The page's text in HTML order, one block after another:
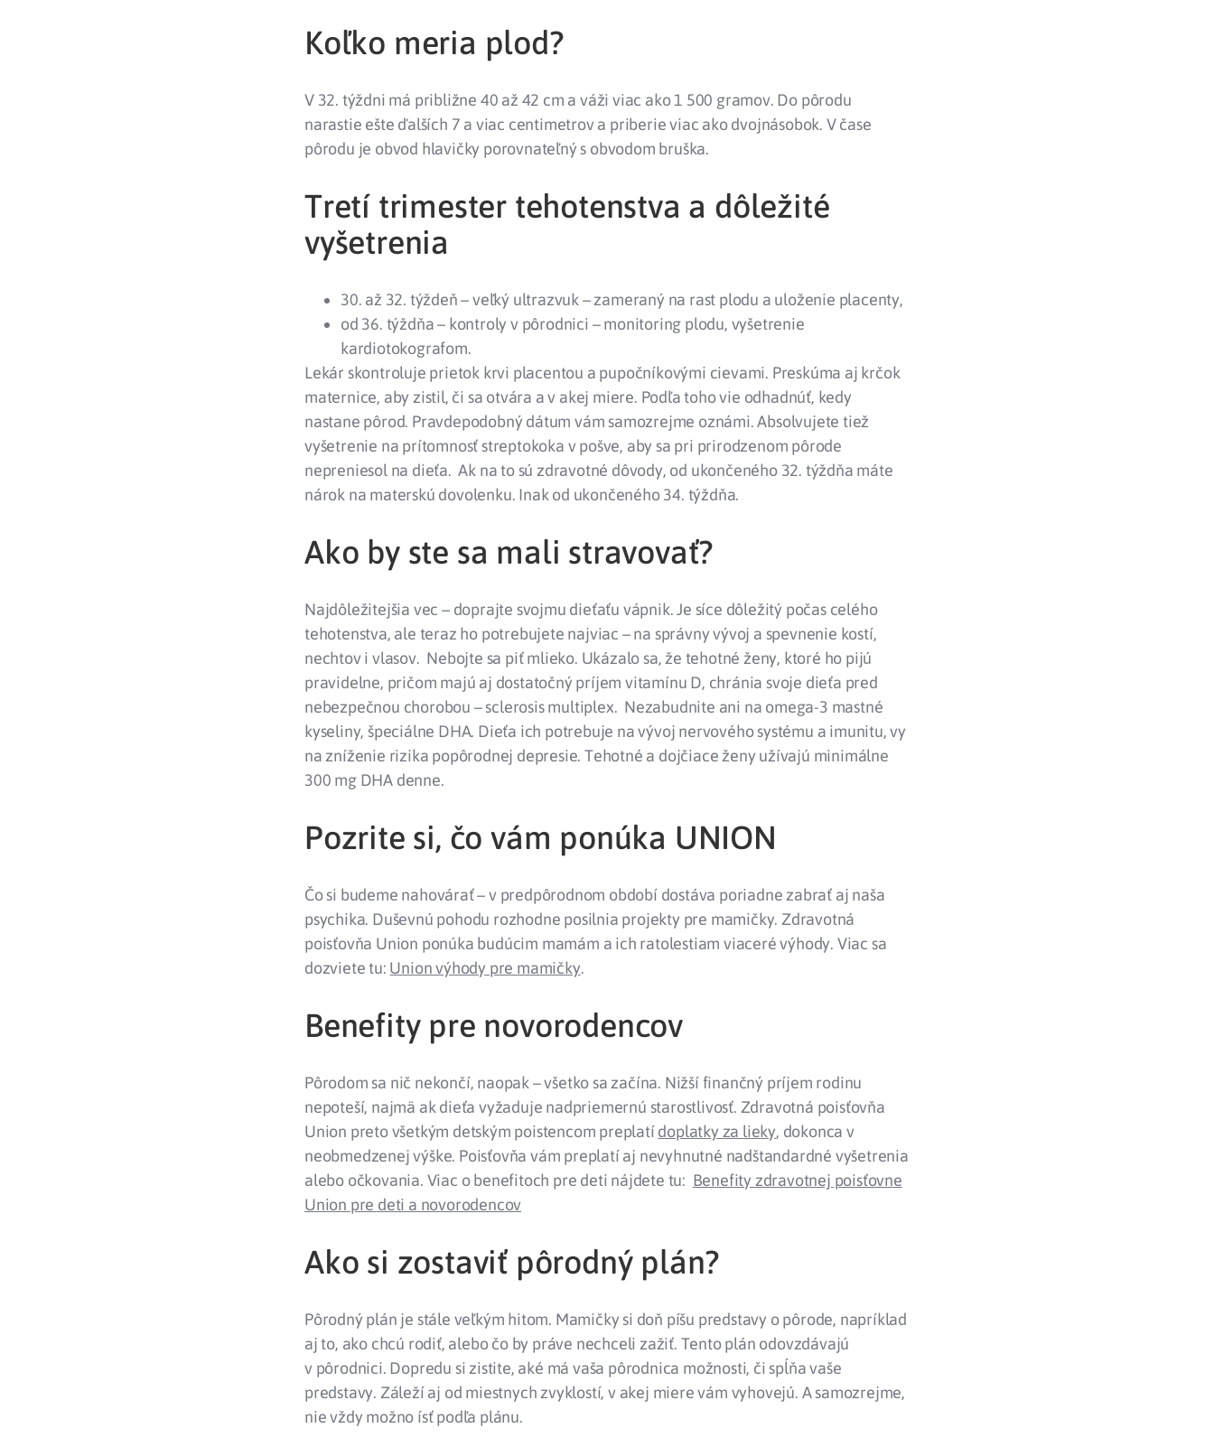
Koľko meria plod?
V 32. týždni má približne 40 až 42 cm a váži viac ako 1 500 gramov. Do pôrodu
narastie ešte ďalších 7 a viac centimetrov a priberie viac ako dvojnásobok. V čase
pôrodu je obvod hlavičky porovnateľný s obvodom bruška.
Tretí trimester tehotenstva a dôležité
vyšetrenia
30. až 32. týždeň – veľký ultrazvuk – zameraný na rast plodu a uloženie placenty,
od 36. týždňa – kontroly v pôrodnici – monitoring plodu, vyšetrenie
kardiotokografom.
Lekár skontroluje prietok krvi placentou a pupočníkovými cievami. Preskúma aj krčok
maternice, aby zistil, či sa otvára a v akej miere. Podľa toho vie odhadnúť, kedy
nastane pôrod. Pravdepodobný dátum vám samozrejme oznámi. Absolvujete tiež
vyšetrenie na prítomnosť streptokoka v pošve, aby sa pri prirodzenom pôrode
nepreniesol na dieťa. Ak na to sú zdravotné dôvody, od ukončeného 32. týždňa máte
nárok na materskú dovolenku. Inak od ukončeného 34. týždňa.
Ako by ste sa mali stravovať?
Najdôležitejšia vec – doprajte svojmu dieťaťu vápnik. Je síce dôležitý počas celého
tehotenstva, ale teraz ho potrebujete najviac – na správny vývoj a spevnenie kostí,
nechtov i vlasov. Nebojte sa piť mlieko. Ukázalo sa, že tehotné ženy, ktoré ho pijú
pravidelne, pričom majú aj dostatočný príjem vitamínu D, chránia svoje dieťa pred
nebezpečnou chorobou – sclerosis multiplex. Nezabudnite ani na omega-3 mastné
kyseliny, špeciálne DHA. Dieťa ich potrebuje na vývoj nervového systému a imunitu, vy
na zníženie rizika popôrodnej depresie. Tehotné a dojčiace ženy užívajú minimálne
300 mg DHA denne.
Pozrite si, čo vám ponúka UNION
Čo si budeme nahovárať – v predpôrodnom období dostáva poriadne zabrať aj naša
psychika. Duševnú pohodu rozhodne posilnia projekty pre mamičky. Zdravotná
poisťovňa Union ponúka budúcim mamám a ich ratolestiam viaceré výhody. Viac sa
dozviete tu: Union výhody pre mamičky.
Benefity pre novorodencov
Pôrodom sa nič nekončí, naopak – všetko sa začína. Nižší finančný príjem rodinu
nepoteší, najmä ak dieťa vyžaduje nadpriemernú starostlivosť. Zdravotná poisťovňa
Union preto všetkým detským poistencom preplatídoplatky za lieky, dokonca v
neobmedzenej výške. Poisťovňa vám preplatí aj nevyhnutné nadštandardné vyšetrenia
alebo očkovania. Viac o benefitoch pre deti nájdete tu: Benefity zdravotnej poisťovne
Union pre deti a novorodencov
Ako si zostaviť pôrodný plán?
Pôrodný plán je stále veľkým hitom. Mamičky si doň píšu predstavy o pôrode, napríklad
aj to, ako chcú rodiť, alebo čo by práve nechceli zažiť. Tento plán odovzdávajú
v pôrodnici. Dopredu si zistite, aké má vaša pôrodnica možnosti, či spĺňa vaše
predstavy. Záleží aj od miestnych zvyklostí, v akej miere vám vyhovejú. A samozrejme,
nie vždy možno ísť podľa plánu.